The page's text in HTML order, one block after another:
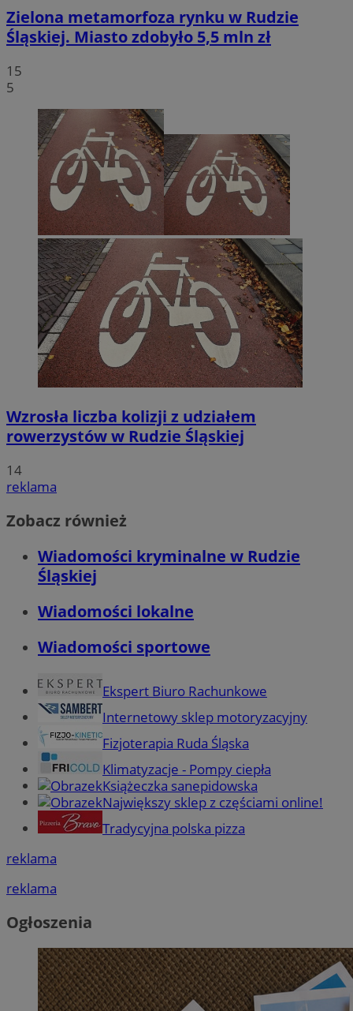
Zielona metamorfoza rynku w Rudzie
Śląskiej. Miasto zdobyło 5,5 mln zł
15
5
Wzrosła liczba kolizji z udziałem
rowerzystów w Rudzie Śląskiej
14
reklama
Zobacz również
Wiadomości kryminalne w Rudzie
Śląskiej
Wiadomości lokalne
Wiadomości sportowe
Ekspert Biuro Rachunkowe
Internetowy sklep motoryzacyjny
Fizjoterapia Ruda Śląska
Klimatyzacje - Pompy ciepła
Książeczka sanepidowska
Największy sklep z częściami online!
Tradycyjna polska pizza
reklama
reklama
Ogłoszenia